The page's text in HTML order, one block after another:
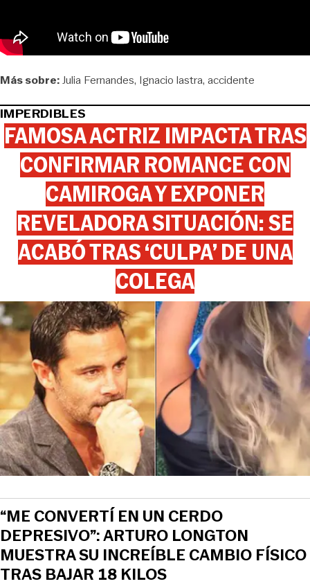
Más sobre:Julia Fernandes Ignacio lastra accidente
IMPERDIBLES
FAMOSA ACTRIZ IMPACTA TRAS
CONFIRMAR ROMANCE CON
CAMIROGA Y EXPONER
REVELADORA SITUACIÓN: SE
ACABÓ TRAS ‘CULPA’ DE UNA
COLEGA
“ME CONVERTÍ EN UN CERDO
DEPRESIVO”: ARTURO LONGTON
MUESTRA SU INCREÍBLE CAMBIO FÍSICO
TRAS BAJAR 18 KILOS